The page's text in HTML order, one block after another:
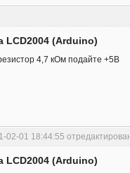
LCD2004 (Arduino)
4,7 кОм подайте +5В
02-01 18:44:55
LCD2004 (Arduino)